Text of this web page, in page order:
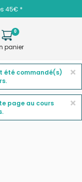
45€ *
0
panier
×
été commandé(s)
×
page au cours